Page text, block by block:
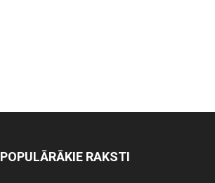
POPULĀRĀKIE RAKSTI